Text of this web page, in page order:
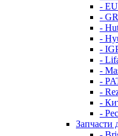
-
-
-
-
-
-
-
-
-
-
-
Запчасти